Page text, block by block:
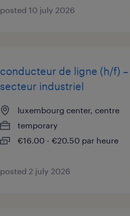
posted 10 july 2026
conducteur de ligne (h/f) –
secteur industriel
luxembourg center, centre
temporary
€16.00 - €20.50 par heure
posted 2 july 2026